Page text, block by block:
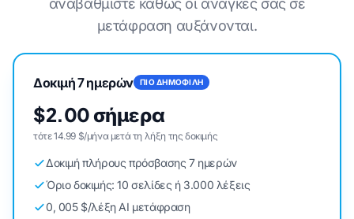
αναβαθμίστε καθώς οι ανάγκες σας σε
μετάφραση αυξάνονται.
Δοκιμή 7 ημερών ΠΙΟ ΔΗΜΟΦΙΛΗ
$2.00 σήμερα
τότε 14.99 $/μήνα μετά τη λήξη της δοκιμής
Δοκιμή πλήρους πρόσβασης 7 ημερών
Όριο δοκιμής: 10 σελίδες ή 3.000 λέξεις
0, 005 $/λέξη AI μετάφραση